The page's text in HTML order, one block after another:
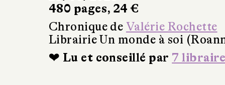
480 pages, 24 €
Chronique de Valérie Rochette
Librairie Un monde à soi
❤ Lu et conseillé par 7